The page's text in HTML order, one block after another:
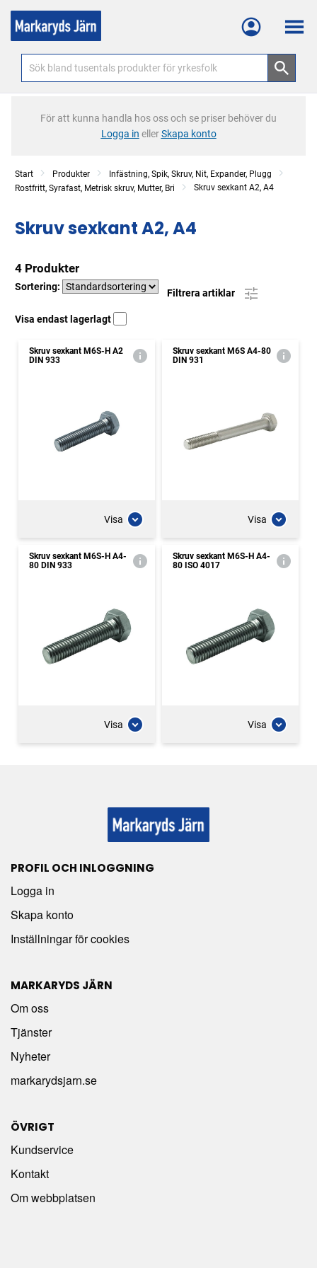
Meny
För att kunna handla hos oss och se priser behöver du
Logga in ellerSkapa konto
Start Produkter
Infästning, Spik, Skruv, Nit, Expander, Plugg
Rostfritt, Syrafast, Metrisk skruv, Mutter, Bri
Skruv sexkant A2, A4
Skruv sexkant A2, A4
4 Produkter
Sortering:
Filtrera artiklar
Visa endast lagerlagt
Skruv sexkant M6S-H A2
DIN 933
Visa
Skruv sexkant M6S A4-80
DIN 931
Visa
Skruv sexkant M6S-H A4-
80 DIN 933
Visa
Skruv sexkant M6S-H A4-
80 ISO 4017
Visa
PROFIL OCH INLOGGNING
Logga in
Skapa konto
Inställningar för cookies
MARKARYDS JÄRN
Om oss
Tjänster
Nyheter
markarydsjarn.se
ÖVRIGT
Kundservice
Kontakt
Om webbplatsen